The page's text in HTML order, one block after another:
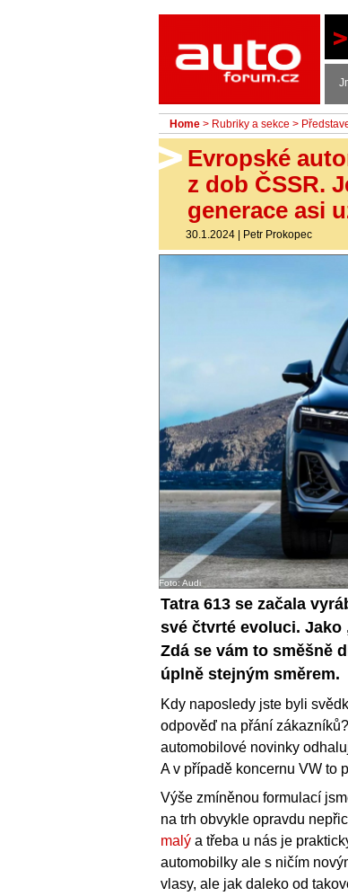
Home > Rubriky a sekce >
Evropské
z dob ČSSR.
generace asi
30.1.2024 | Petr Prokopec
Foto: Audi
Tatra 613 se začala
své čtvrté evoluci. Jako
Zdá se vám to směšně
úplně stejným směrem.
Kdy naposledy jste byli
odpověď na přání
automobilové novinky
A v případě koncernu VW to
Výše zmíněnou formulací
na trh obvykle opravdu
malý a třeba u nás je
automobilky ale s ničím
vlasy, ale jak daleko od